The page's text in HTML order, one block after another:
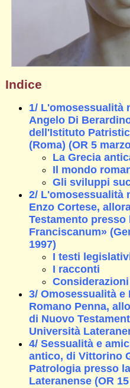
Indice
1/ L'omosessualità
Angelo Di
dell'Istituto
(Roma) (OR 5
La Grecia
Il mondo
Gli sviluppi
2/ L'omosessualità
Enzo Cortese,
Testamento
Franciscanum»
1997)
I testi
I racconti
3/ Omosessualità e
Romano Penna,
di Nuovo
Università
4/ Sessualità e
antico, di Vittorino
Patrologia presso
Lateranense (OR